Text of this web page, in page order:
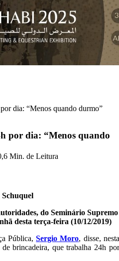
dia: “Menos quando durmo”
por dia: “Menos quando
Min. de Leitura
do Seminário Supremo
desta terça-feira (10/12/2019)
Pública,Sergio Moro, disse, nesta
brincadeira, que trabalha 24h por